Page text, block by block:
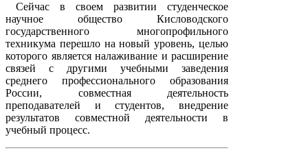
Сейчас в своем развитии студенческое
научное общество Кисловодского
государственного многопрофильного
техникума перешло на новый уровень, целью
которого является налаживание и расширение
связей с другими учебными заведения
среднего профессионального образования
России, совместная деятельность
преподавателей и студентов, внедрение
результатов совместной деятельности в
учебный процесс.